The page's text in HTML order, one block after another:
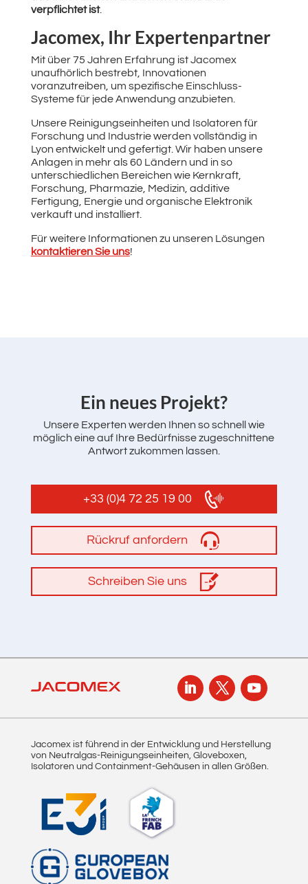
verpflichtet ist.
Jacomex, Ihr Expertenpartner
Mit über 75 Jahren Erfahrung ist Jacomex
unaufhörlich bestrebt, Innovationen
voranzutreiben, um spezifische Einschluss-
Systeme für jede Anwendung anzubieten.
Unsere Reinigungseinheiten und Isolatoren für
Forschung und Industrie werden vollständig in
Lyon entwickelt und gefertigt. Wir haben unsere
Anlagen in mehr als 60 Ländern und in so
unterschiedlichen Bereichen wie Kernkraft,
Forschung, Pharmazie, Medizin, additive
Fertigung, Energie und organische Elektronik
verkauft und installiert.
Für weitere Informationen zu unseren Lösungen
kontaktieren Sie uns!
Ein neues Projekt?
Unsere Experten werden Ihnen so schnell wie
möglich eine auf Ihre Bedürfnisse zugeschnittene
Antwort zukommen lassen.
+33 (0)4 72 25 19 00
Rückruf anfordern
Schreiben Sie uns
Jacomex ist führend in der Entwicklung und Herstellung
von Neutralgas-Reinigungseinheiten, Gloveboxen,
Isolatoren und Containment-Gehäusen in allen Größen.